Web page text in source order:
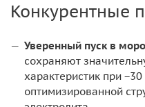
Конкурентные
Уверенный пуск в
сохраняют
характеристик при
оптимизированной